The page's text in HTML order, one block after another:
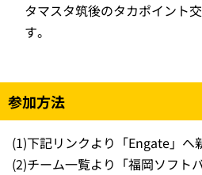
タマスタ筑後のタカポイント
す。
参加方法
(1)下記リンクより「Engate」へ
(2)チーム一覧より「福岡ソフト